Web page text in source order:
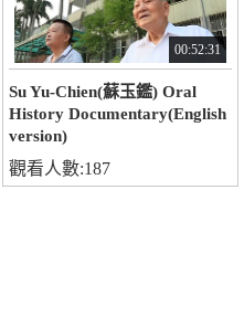
00:52:31
Su Yu-Chien(蘇玉鑑) Oral
History Documentary(English
version)
觀看人數:187